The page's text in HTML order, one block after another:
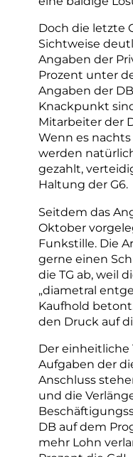
Doch die letzte
Sichtweise
Angaben der
Prozent unter
Angaben der
Knackpunkt
Mitarbeiter der
Wenn es
werden
gezahlt,
Haltung der G6.
Seitdem das
Oktober
Funkstille. Die
gerne einen
die TG ab, weil
„diametral
Kaufhold
den Druck auf
Der einheitliche
Aufgaben der
Anschluss
und die
DB auf dem
mehr Lohn